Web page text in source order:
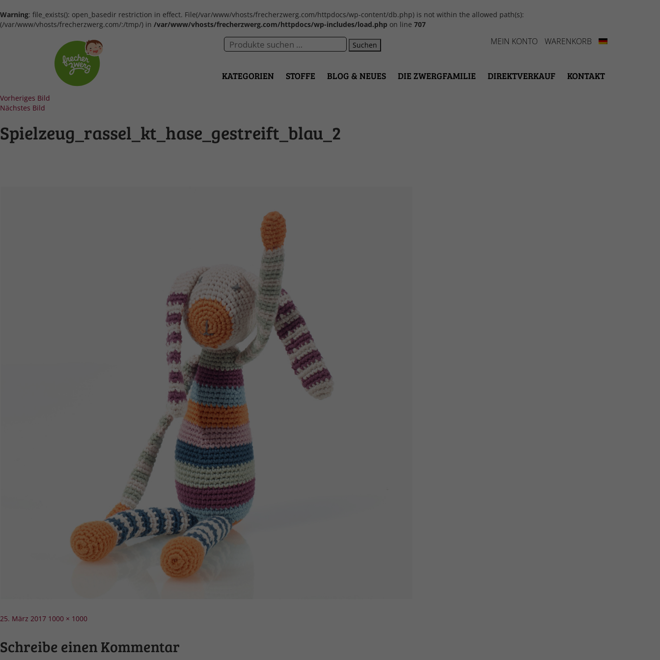
Warning: file_exists(): open_basedir restriction in effect. File(/var/www/vhosts/frecherzwerg.com/httpdocs/wp-content/db.php) is not within the allowed path(s):
(/var/www/vhosts/frecherzwerg.com/:/tmp/) in /var/www/vhosts/frecherzwerg.com/httpdocs/wp-includes/load.php on line 707
MEIN KONTO WARENKORB
Suchen
KATEGORIEN STOFFE BLOG & NEUES DIE ZWERGFAMILIE DIREKTVERKAUF KONTAKT
Vorheriges Bild
Nächstes Bild
Spielzeug_rassel_kt_hase_gestreift_blau_2
Veröffentlicht
25. März 2017 Volle
1000 × 1000
Schreibe einen Kommentar